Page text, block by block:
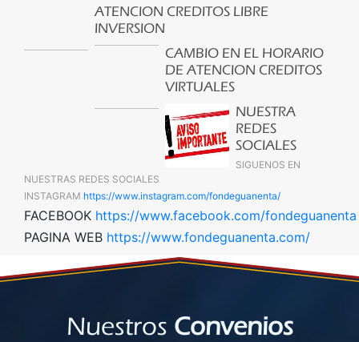
ATENCION CREDITOS LIBRE
INVERSION
CAMBIO EN EL HORARIO
DE ATENCION CREDITOS
VIRTUALES
NUESTRA
REDES
SOCIALES
SIGUENOS EN
NUESTRAS REDES SOCIALES
INSTAGRAM https://www.instagram.com/fondeguanenta/
FACEBOOK https://www.facebook.com/fondeguanenta
PAGINA WEB https://www.fondeguanenta.com/
Nuestros Convenios